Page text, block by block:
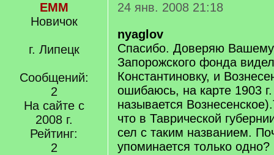
EMM
Новичок
г. Липецк
Сообщений:
2
На сайте с
2008 г.
Рейтинг:
2
24 янв. 2008 21:18
nyaglov
Спасибо. Доверяю Вашему
Запорожского фонда
Константиновку, и
ошибаюсь, на карте 1903
называется
что в Таврической
сел с таким названием.
упоминается только одно?